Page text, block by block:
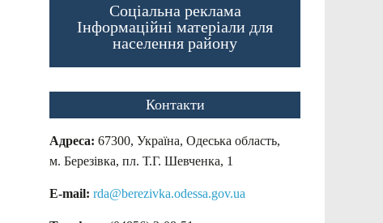
Соціальна реклама
Інформаційні матеріали для
населення району
Контакти
Адреса: 67300, Україна, Одеська область,
м. Березівка, пл. Т.Г. Шевченка, 1
E-mail: rda@berezivka.odessa.gov.ua